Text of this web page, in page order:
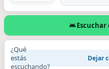
¿Qué
estás
escuchando?
Dejar